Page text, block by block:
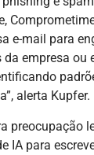
e-mail para
empresa ou
alerta Kupfer.
preocupação
IA para